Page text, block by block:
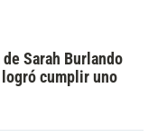
Sarah Burlando
cumplir uno